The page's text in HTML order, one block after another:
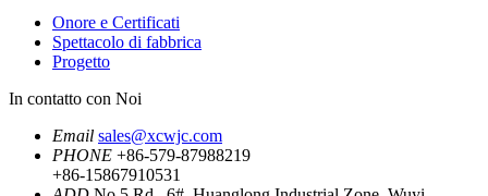
Onore e Certificati
Spettacolo di fabbrica
Progetto
In contatto con Noi
Email sales@xcwjc.com
PHONE +86-579-87988219
+86-15867910531